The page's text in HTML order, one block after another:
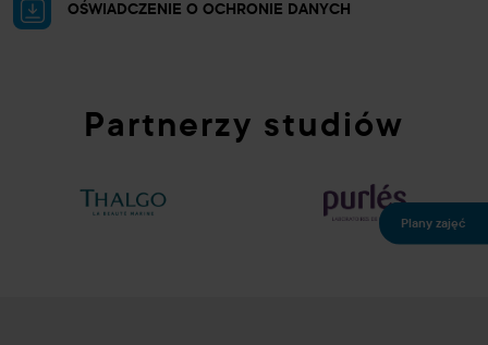
OŚWIADCZENIE O OCHRONIE DANYCH
Partnerzy studiów
Plany zajęć